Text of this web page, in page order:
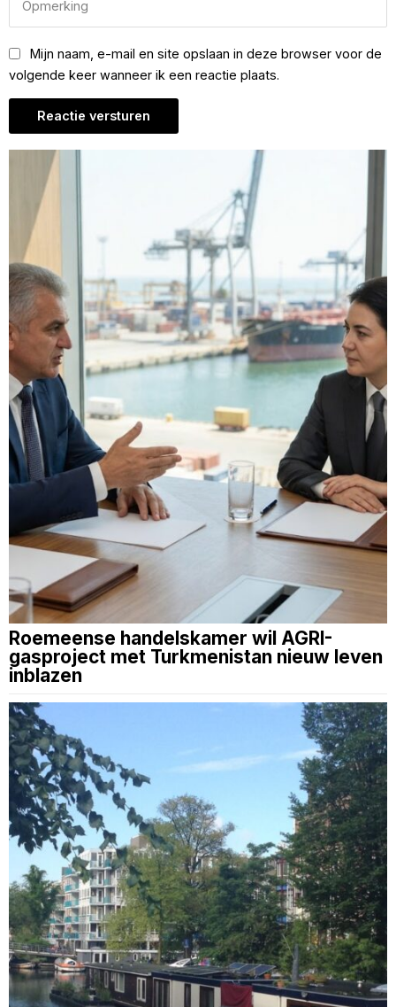
Mijn naam, e-mail en site opslaan in deze browser voor de
volgende keer wanneer ik een reactie plaats.
Roemeense handelskamer wil AGRI-
gasproject met Turkmenistan nieuw leven
inblazen